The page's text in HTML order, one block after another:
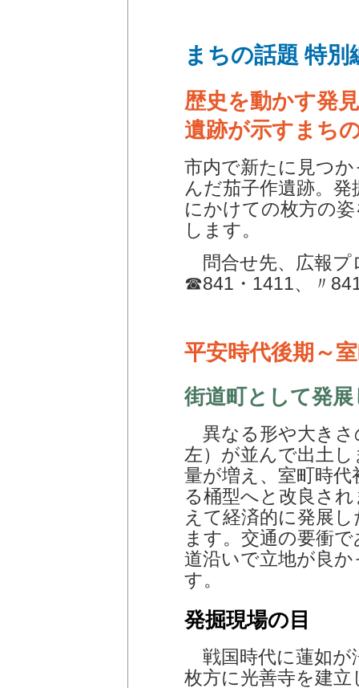
まちの話題 特別
歴史を動かす発見
遺跡が示すまち
市内で新たに見つ
んだ茄子作遺跡。
にかけての枚方の
します。
問合せ先、広報
☎841・1411、〃
平安時代後期～
街道町として発
異なる形や大き
左）が並んで出土
量が増え、室町時
る桶型へと改良さ
えて経済的に発展
ます。交通の要衝
道沿いで立地が良
す。
発掘現場の目
戦国時代に蓮如が
枚方に光善寺を建